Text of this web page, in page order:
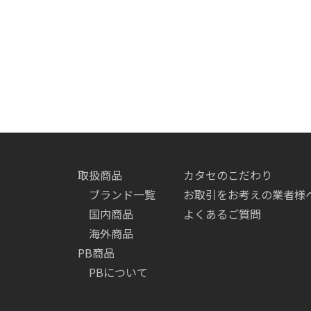
取扱商品
ブランド一覧
国内商品
海外商品
PB商品
PBについて
カタセのこだわり
お取引をお考えの業者様
よくあるご質問